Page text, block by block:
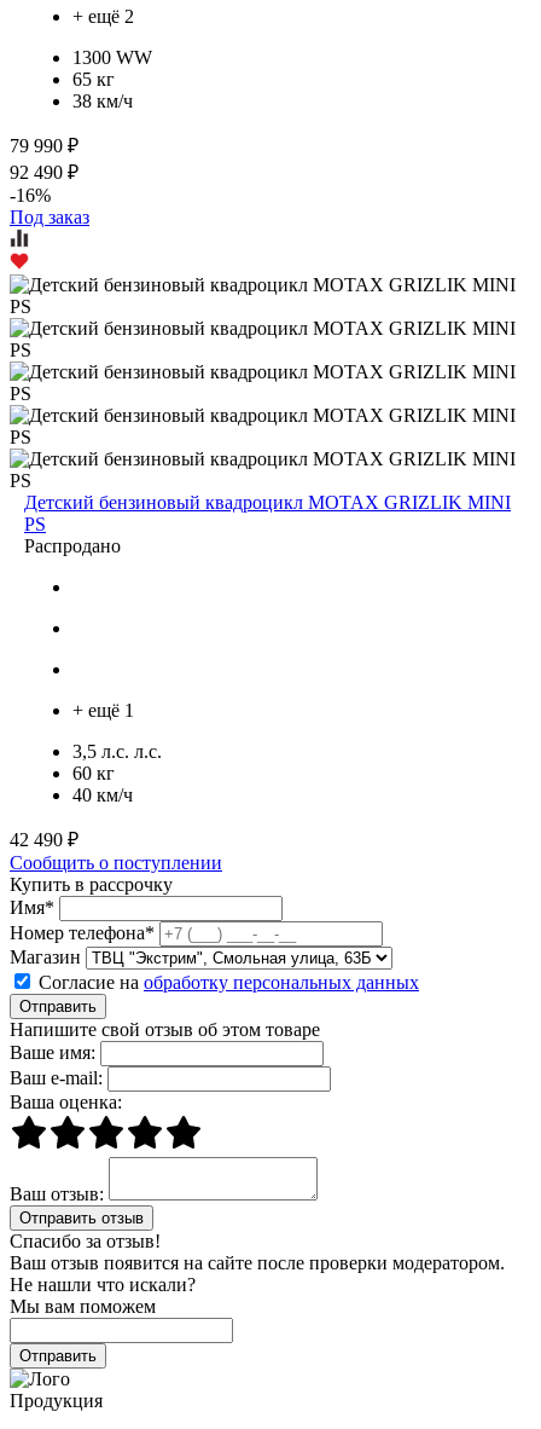
+ ещё 2
1300 WW
65 кг
38 км/ч
79 990 ₽
92 490 ₽
-16%
Под заказ
Детский бензиновый квадроцикл MOTAX GRIZLIK MINI
PS
Распродано
+ ещё 1
3,5 л.с. л.с.
60 кг
40 км/ч
42 490 ₽
Сообщить о поступлении
Купить в рассрочку
Имя*
Номер телефона*
Магазин
Согласие на обработку персональных данных
Отправить
Напишите свой отзыв об этом товаре
Ваше имя:
Ваш e-mail:
Ваша оценка:
Ваш отзыв:
Спасибо за отзыв!
Ваш отзыв появится на сайте после проверки модератором.
Не нашли что искали?
Мы вам поможем
Продукция